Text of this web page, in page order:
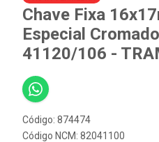
Chave Fixa
Especial
41120/106 -
Código: 874474
Código NCM: 82041100